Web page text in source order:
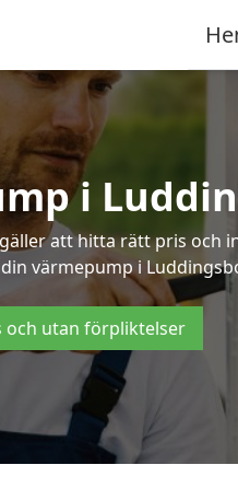
i
att hitta rätt pris och
värmepump i
och utan förpliktelser